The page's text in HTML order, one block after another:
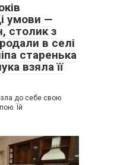
умови —
столик з
в селі
старенька
взяла її
до себе свою
Їй